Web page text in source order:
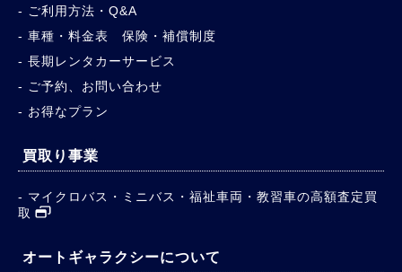
ご利用方法・Q&A
車種・料金表 保険・補償制度
長期レンタカーサービス
ご予約、お問い合わせ
お得なプラン
買取り事業
マイクロバス・ミニバス・福祉車両・教習車の高額査定買
取
オートギャラクシーについて